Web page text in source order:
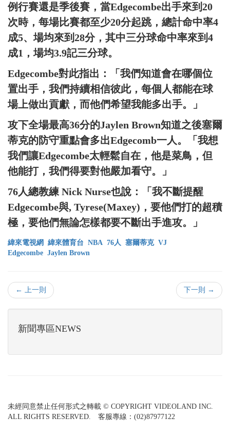
例行賽還是季後賽，當Edgecombe出手來到20
次時，每場比賽都至少20分起跳，總計命中率4
成5、場均來到28分，其中三分球命中率來到4
成1，場均3.9記三分球。
Edgecombe對此指出：「我們知道會在哪個位
置出手，我們持續相信彼此，每個人都能在球
場上做出貢獻，而他們希望我能多出手。」
攻下全場最高36分的Jaylen Brown知道之後塞爾
蒂克的防守重點會多出Edgecomb一人。「我想
我們讓Edgecombe太輕鬆自在，他是菜鳥，但
他能打，我們得要對他嚴加看守。」
76人總教練 Nick Nurse也說：「我不斷提醒
Edgecombe與, Tyrese(Maxey)，要他們打的超積
極，要他們無論怎樣都要不斷出手進攻。」
緯來電視網 緯來體育台 NBA 76人 塞爾蒂克 VJ
Edgecombe Jaylen Brown
← 上一則 下一則 →
新聞專區NEWS
未經同意禁止任何形式之轉載 © COPYRIGHT VIDEOLAND INC.
ALL RIGHTS RESERVED. 客服專線：(02)87977122